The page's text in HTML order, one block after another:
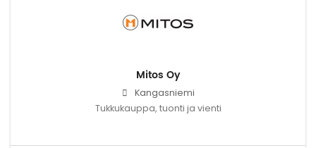
Mitos Oy
Kangasniemi
Tukkukauppa, tuonti ja vienti